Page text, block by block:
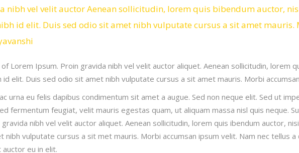
nibh vel velit auctor Aenean sollicitudin, lorem quis bibendum auctor,
id elit. Duis sed odio sit amet nibh vulputate cursus a sit amet mauris.
Lorem Ipsum. Proin gravida nibh vel velit auctor aliquet. Aenean sollicitudin, lorem
elit. Duis sed odio sit amet nibh vulputate cursus a sit amet mauris. Morbi
urna eu felis dapibus condimentum sit amet a augue. Sed non neque elit. Sed ut
fermentum feugiat, velit mauris egestas quam, ut aliquam massa nisl quis neque.
nibh vel velit auctor aliquet. Aenean sollicitudin, lorem quis ibendum auctor,
nibh vulputate cursus a sit met mauris. Morbi accumsan ipsum velit. Nam nec tellus
eu in elit.